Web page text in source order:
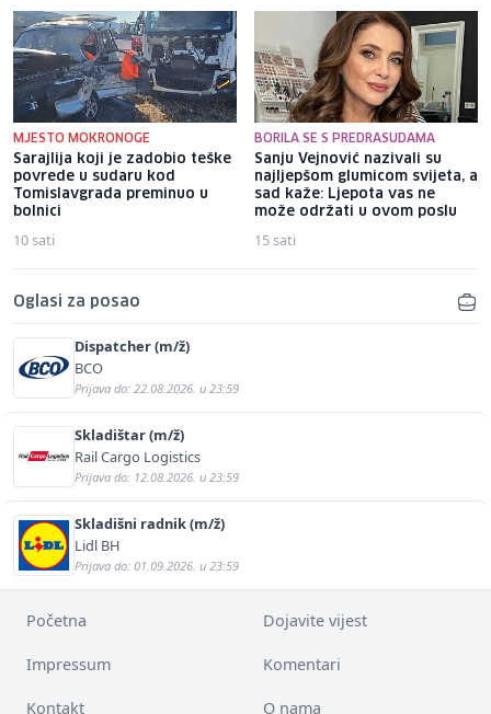
MJESTO MOKRONOGE
Sarajlija koji je zadobio teške
povrede u sudaru kod
Tomislavgrada preminuo u
bolnici
10 sati
BORILA SE S PREDRASUDAMA
Sanju Vejnović nazivali su
najljepšom glumicom svijeta, a
sad kaže: Ljepota vas ne
može održati u ovom poslu
15 sati
Oglasi za posao
Dispatcher (m/ž)
BCO
Prijava do: 22.08.2026. u 23:59
Skladištar (m/ž)
Rail Cargo Logistics
Prijava do: 12.08.2026. u 23:59
Skladišni radnik (m/ž)
Lidl BH
Prijava do: 01.09.2026. u 23:59
Početna Dojavite vijest
Impressum Komentari
Kontakt O nama